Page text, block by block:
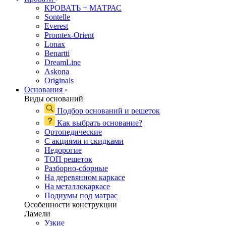
КРОВАТЬ + МАТРАС
Sontelle
Everest
Promtex-Orient
Lonax
Benartti
DreamLine
Askona
Originals
Основания ›
Виды оснований
Подбор оснований и решеток
Как выбрать основание?
Ортопедические
С акциями и скидками
Недорогие
ТОП решеток
Разборно-сборные
На деревянном каркасе
На металлокаркасе
Подиумы под матрас
Особенности конструкции
Ламели
Узкие